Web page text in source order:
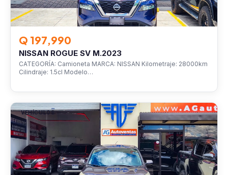
Q 197,990
NISSAN ROGUE SV M.2023
CATEGORÍA: Camioneta MARCA: NISSAN Kilometraje: 28000km
Cilindraje: 1.5cl Modelo…
VEHÍCULOS